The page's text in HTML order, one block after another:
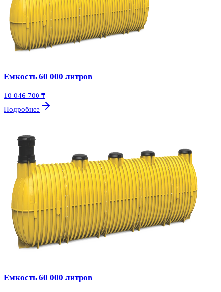
Емкость 60 000 литров
10 046 700 ₸
Подробнее
Емкость 60 000 литров